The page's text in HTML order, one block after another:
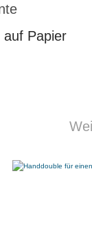
auf Papier